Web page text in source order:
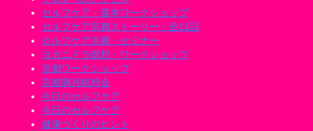
セルフケア・基本ワークショップ
セルフケア京都ストーリー・全11話
セルフケア京都・セミナー
ヨガニドラ瞑想・ワークショップ
京都ワークショップ
京都満月瞑想会
今日のセルフケア
今日のセルフケア
健康づくりのヒント